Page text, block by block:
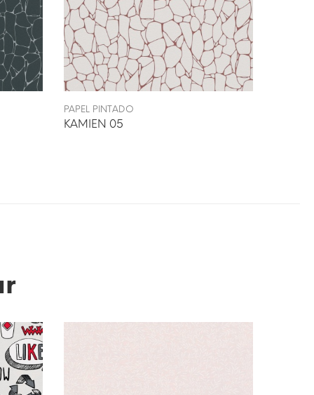
PAPEL PINTADO
KAMIEN 05